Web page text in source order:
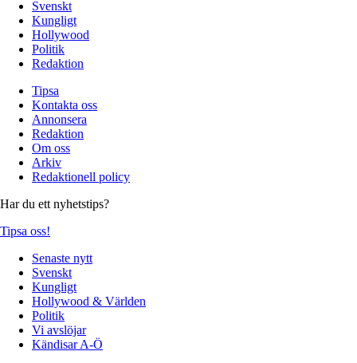
Svenskt
Kungligt
Hollywood
Politik
Redaktion
Tipsa
Kontakta oss
Annonsera
Redaktion
Om oss
Arkiv
Redaktionell policy
Har du ett nyhetstips?
Tipsa oss!
Senaste nytt
Svenskt
Kungligt
Hollywood & Världen
Politik
Vi avslöjar
Kändisar A-Ö